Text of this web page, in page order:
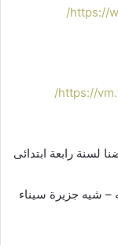
https://
https://
رابعة ابتدائى
– شيه جزيرة سيناء